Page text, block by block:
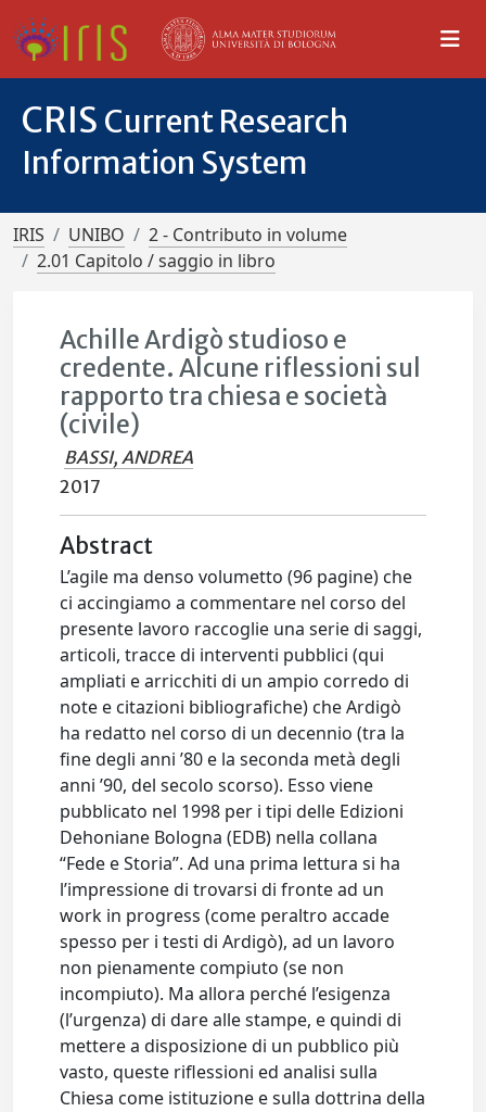
CRIS Current Research
Information System
IRIS UNIBO
2 - Contributo in volume
2.01 Capitolo / saggio in libro
Achille Ardigò studioso e
credente. Alcune riflessioni sul
rapporto tra chiesa e società
(civile)
BASSI, ANDREA
2017
Abstract
L’agile ma denso volumetto (96 pagine) che
ci accingiamo a commentare nel corso del
presente lavoro raccoglie una serie di saggi,
articoli, tracce di interventi pubblici (qui
ampliati e arricchiti di un ampio corredo di
note e citazioni bibliografiche) che Ardigò
ha redatto nel corso di un decennio (tra la
fine degli anni ’80 e la seconda metà degli
anni ’90, del secolo scorso). Esso viene
pubblicato nel 1998 per i tipi delle Edizioni
Dehoniane Bologna (EDB) nella collana
“Fede e Storia”. Ad una prima lettura si ha
l’impressione di trovarsi di fronte ad un
work in progress (come peraltro accade
spesso per i testi di Ardigò), ad un lavoro
non pienamente compiuto (se non
incompiuto). Ma allora perché l’esigenza
(l’urgenza) di dare alle stampe, e quindi di
mettere a disposizione di un pubblico più
vasto, queste riflessioni ed analisi sulla
Chiesa come istituzione e sulla dottrina della